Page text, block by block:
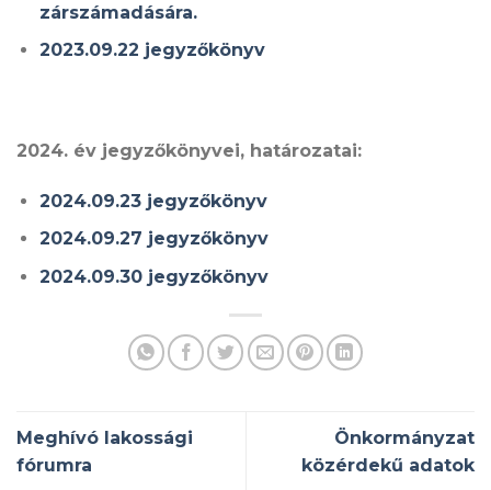
zárszámadására.
2023.09.22 jegyzőkönyv
2024. év jegyzőkönyvei, határozatai:
2024.09.23 jegyzőkönyv
2024.09.27 jegyzőkönyv
2024.09.30 jegyzőkönyv
Meghívó lakossági
fórumra
Önkormányzat
közérdekű adatok